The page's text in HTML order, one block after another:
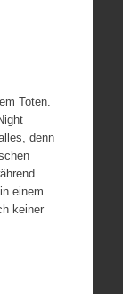
Toten.
denn
einem
keiner